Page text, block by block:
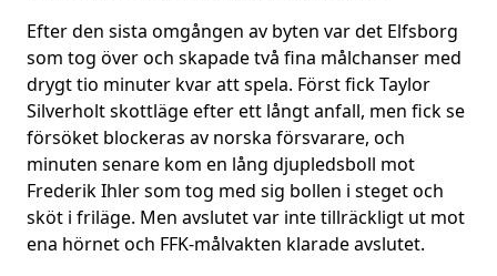
Efter den sista omgången av byten var det Elfsborg
som tog över och skapade två fina målchanser med
drygt tio minuter kvar att spela. Först fick Taylor
Silverholt skottläge efter ett långt anfall, men fick se
försöket blockeras av norska försvarare, och
minuten senare kom en lång djupledsboll mot
Frederik Ihler som tog med sig bollen i steget och
sköt i friläge. Men avslutet var inte tillräckligt ut mot
ena hörnet och FFK-målvakten klarade avslutet.